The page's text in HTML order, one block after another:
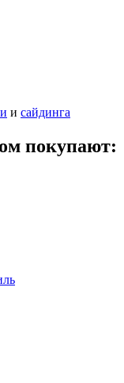
и сайдинга
покупают: